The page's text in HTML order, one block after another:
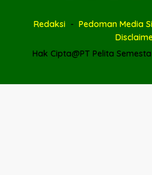
Redaksi Pedoman Media
Hak Cipta@PT Pelita